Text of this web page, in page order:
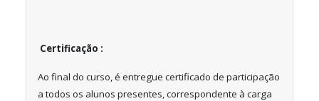
Certificação :
Ao final do curso, é entregue certificado de participação
a todos os alunos presentes, correspondente à carga